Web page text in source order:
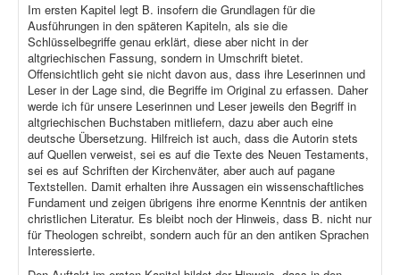
Im ersten Kapitel legt B. insofern die Grundlagen für die
Ausführungen in den späteren Kapiteln, als sie die
Schlüsselbegriffe genau erklärt, diese aber nicht in der
altgriechischen Fassung, sondern in Umschrift bietet.
Offensichtlich geht sie nicht davon aus, dass ihre Leserinnen und
Leser in der Lage sind, die Begriffe im Original zu erfassen. Daher
werde ich für unsere Leserinnen und Leser jeweils den Begriff in
altgriechischen Buchstaben mitliefern, dazu aber auch eine
deutsche Übersetzung. Hilfreich ist auch, dass die Autorin stets
auf Quellen verweist, sei es auf die Texte des Neuen Testaments,
sei es auf Schriften der Kirchenväter, aber auch auf pagane
Textstellen. Damit erhalten ihre Aussagen ein wissenschaftliches
Fundament und zeigen übrigens ihre enorme Kenntnis der antiken
christlichen Literatur. Es bleibt noch der Hinweis, dass B. nicht nur
für Theologen schreibt, sondern auch für an den antiken Sprachen
Interessierte.